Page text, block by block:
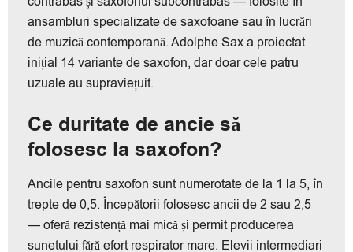
ansambluri specializate de saxofoane sau în lucrări
de muzică contemporană. Adolphe Sax a proiectat
inițial 14 variante de saxofon, dar doar cele patru
uzuale au supraviețuit.
Ce duritate de ancie să
folosesc la saxofon?
Ancile pentru saxofon sunt numerotate de la 1 la 5, în
trepte de 0,5. Începătorii folosesc ancii de 2 sau 2,5
— oferă rezistență mai mică și permit producerea
sunetului fără efort respirator mare. Elevii intermediari